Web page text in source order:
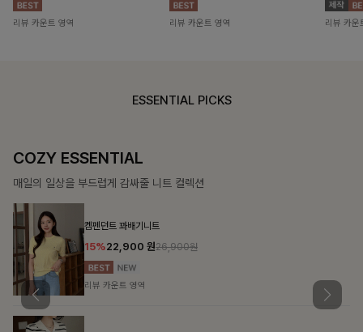
리뷰 카운트 영역 리뷰 카운트 영역 리뷰 카운
ESSENTIAL PICKS
COZY ESSENTIAL
매일의 일상을 부드럽게 감싸줄 니트 컬렉션
켐펜던트 꽈배기니트
15%22,900 원26,900원
리뷰 카운트 영역